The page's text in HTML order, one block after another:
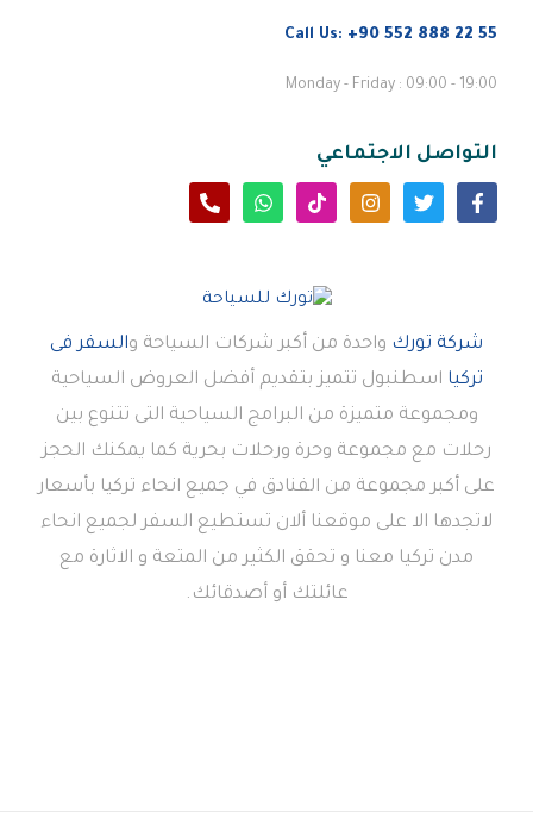
Call Us: +90 552 888 22 55
Monday - Friday : 09:00 - 19:00
التواصل الاجتماعي
شركة تورك واحدة من أكبر شركات السياحة والسفر فى
تركيا اسطنبول تتميز بتقديم أفضل العروض السياحية
ومجموعة متميزة من البرامج السياحية التى تتنوع بين
رحلات مع مجموعة وحرة ورحلات بحرية كما يمكنك الحجز
على أكبر مجموعة من الفنادق في جميع انحاء تركيا بأسعار
لاتجدها الا على موقعنا ألان تستطيع السفر لجميع انحاء
مدن تركيا معنا و تحقق الكثير من المتعة و الاثارة مع
عائلتك أو أصدقائك.